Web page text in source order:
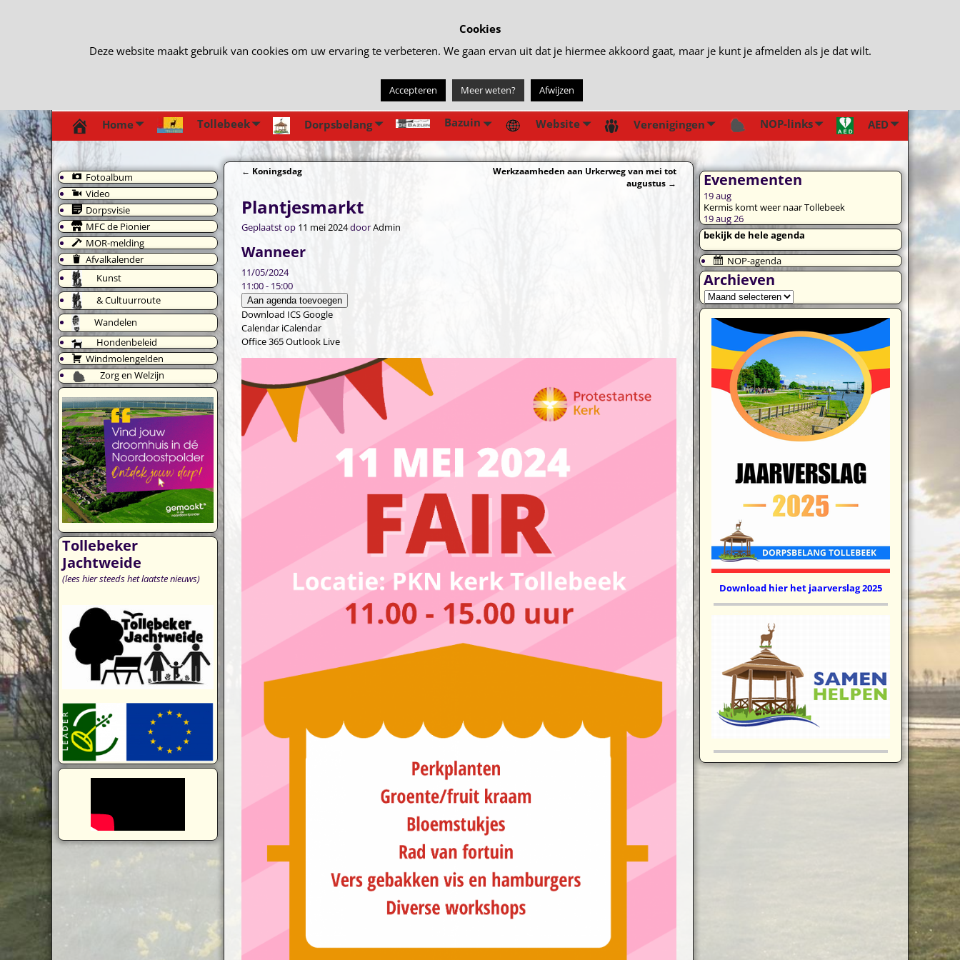
Home Tollebeek Dorpsbelang Bazuin Website Verenigingen NOP-links AED
← Koningsdag
Werkzaamheden aan Urkerweg van mei tot
augustus →
Plantjesmarkt
Geplaatst op 11 mei 2024doorAdmin
Wanneer
11/05/2024
11:00 - 15:00
Aan agenda toevoegen
Download ICSGoogle
Calendar iCalendar
Office 365Outlook Live
Fotoalbum
Video
Dorpsvisie
MFC de Pionier
MOR-melding
Afvalkalender
Kunst
& Cultuurroute
Wandelen
Hondenbeleid
Windmolengelden
Zorg en Welzijn
Tollebeker
Jachtweide
(lees hier steeds het laatste nieuws)
Evenementen
19aug
Kermis komt weer naar Tollebeek
19 aug 26
bekijk de hele agenda
NOP-agenda
Archieven
Download hier het jaarverslag 2025
Cookies
Deze website maakt gebruik van cookies om uw ervaring te verbeteren. We gaan ervan uit dat je hiermee akkoord gaat, maar je kunt je afmelden als je dat wilt.
Accepteren Meer weten? Afwijzen